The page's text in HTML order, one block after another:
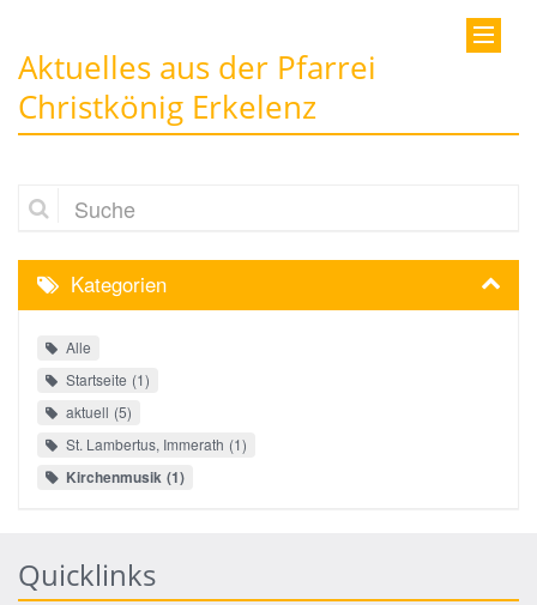
Aktuelles aus der Pfarrei
Christkönig Erkelenz
Suche
Kategorien
Alle
Startseite 1
aktuell 5
St. Lambertus, Immerath 1
Kirchenmusik 1
Quicklinks